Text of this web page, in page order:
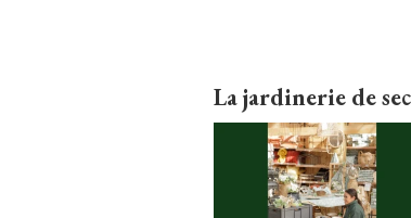
La jardinerie de